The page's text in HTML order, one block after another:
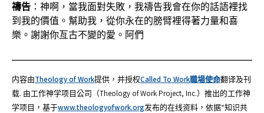
禱告 ：神啊，當我面對失敗，我禱告我會在你的話語裡找
到我的價值。幫助我，從你永在的膀臂裡得著力量和喜
樂。謝謝你亙古不變的愛。阿們
内容由Theology of Work提供，并授权Called To Work職場使命翻译及刊
载. 由工作神学项目公司（Theology of Work Project, Inc.）推出的工作神
学项目，基于www.theologyofwork.org发布的在线资料，依据“知识共